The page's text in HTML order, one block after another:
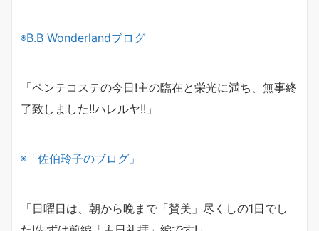
◉B.B Wonderlandブログ
「ペンテコステの今日!主の臨在と栄光に満ち、無事終
了致しました!!ハレルヤ!!」
◉「佐伯玲子のブログ」
「日曜日は、朝から晩まで「賛美」尽くしの1日でし